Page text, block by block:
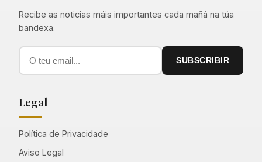
Recibe as noticias máis importantes cada mañá na túa
bandexa.
SUBSCRIBIR
Legal
Política de Privacidade
Aviso Legal